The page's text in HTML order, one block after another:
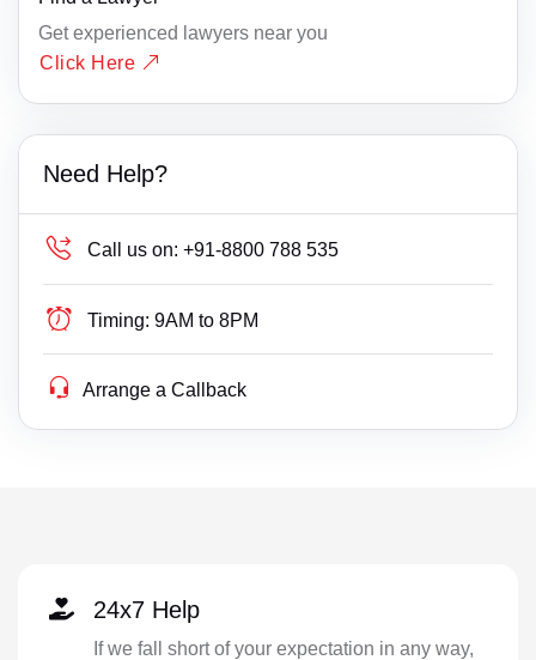
Get experienced lawyers near you
Click Here
Need Help?
Call us on: +91-8800 788 535
Timing: 9AM to 8PM
Arrange a Callback
24x7 Help
If we fall short of your expectation in any way,